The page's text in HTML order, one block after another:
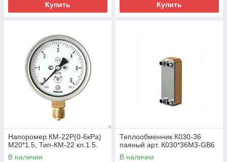
Купить Купить
Напоромер КМ-22Р(0-6кРа)
М20*1.5, Тип-КМ-22 кл.1.5.
В наличии
Теплообменник К030-36
паяный арт. К030*36М3-GB6
В наличии